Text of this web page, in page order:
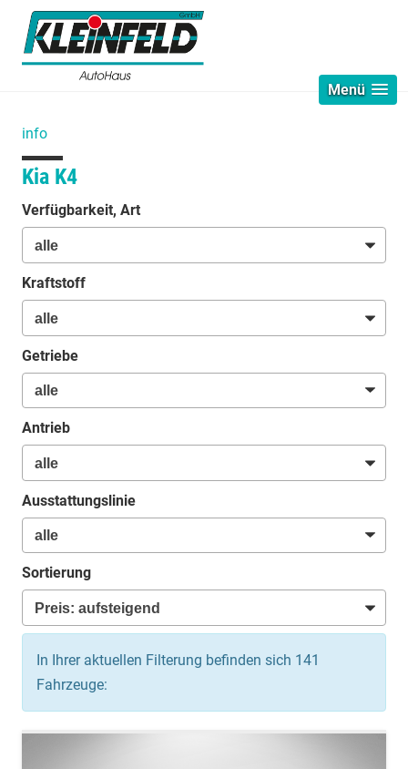
Menü
info
Kia K4
Verfügbarkeit, Art
Kraftstoff
Getriebe
Antrieb
Ausstattungslinie
Sortierung
In Ihrer aktuellen Filterung befinden sich 141
Fahrzeuge: